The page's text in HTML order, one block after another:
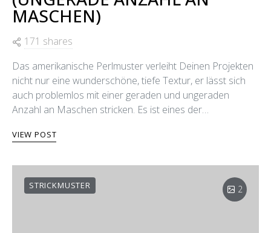
MASCHEN)
171 shares
Das amerikanische Perlmuster verleiht Deinen Projekten
nicht nur eine wunderschöne, tiefe Textur, er lässt sich
auch problemlos mit einer geraden und ungeraden
Anzahl an Maschen stricken. Es ist eines der…
VIEW POST
STRICKMUSTER 2